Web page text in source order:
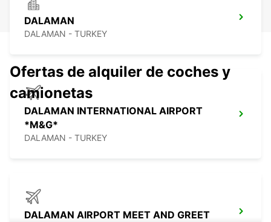
DALAMAN
DALAMAN - TURKEY
DALAMAN INTERNATIONAL AIRPORT
*M&G*
DALAMAN - TURKEY
DALAMAN AIRPORT MEET AND GREET
Ofertas de alquiler de coches y
camionetas